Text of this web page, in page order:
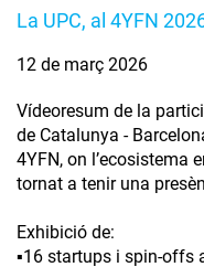
La UPC, al 4YFN
12 de març 2026
Vídeoresum de la
de Catalunya -
4YFN, on l’ecosistema
tornat a tenir una
Exhibició de:
▪️16 startups i spin-offs